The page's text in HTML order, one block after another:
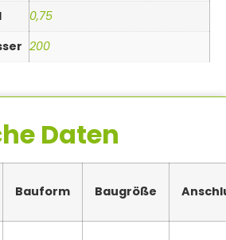
0,75
200
Daten
Bauform Baugröße